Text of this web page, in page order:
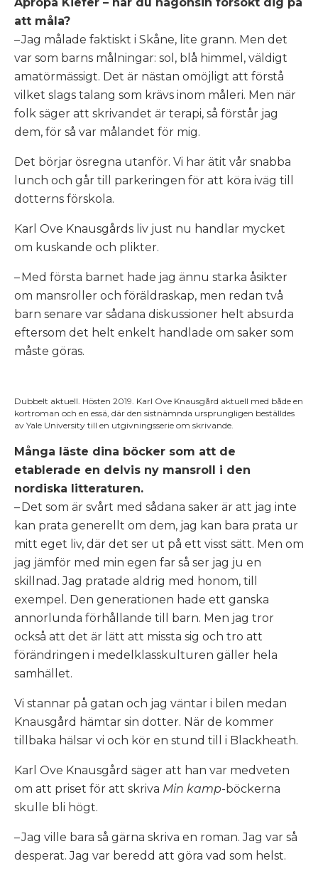
Apropå Kiefer – har du någonsin försökt dig på
att måla?
– Jag målade faktiskt i Skåne, lite grann. Men det
var som barns målningar: sol, blå himmel, väldigt
amatörmässigt. Det är nästan omöjligt att förstå
vilket slags talang som krävs inom måleri. Men när
folk säger att skrivandet är terapi, så förstår jag
dem, för så var målandet för mig.
Det börjar ösregna utanför. Vi har ätit vår snabba
lunch och går till parkeringen för att köra iväg till
dotterns förskola.
Karl Ove Knausgårds liv just nu handlar mycket
om kuskande och plikter.
– Med första barnet hade jag ännu starka åsikter
om mansroller och föräldraskap, men redan två
barn senare var sådana diskussioner helt absurda
eftersom det helt enkelt handlade om saker som
måste göras.
Dubbelt aktuell. Hösten 2019. Karl Ove Knausgård aktuell med både en
kortroman och en essä, där den sistnämnda ursprungligen beställdes
av Yale University till en utgivningsserie om skrivande.
Många läste dina böcker som att de
etablerade en delvis ny mansroll i den
nordiska litteraturen.
– Det som är svårt med sådana saker är att jag inte
kan prata generellt om dem, jag kan bara prata ur
mitt eget liv, där det ser ut på ett visst sätt. Men om
jag jämför med min egen far så ser jag ju en
skillnad. Jag pratade aldrig med honom, till
exempel. Den generationen hade ett ganska
annorlunda förhållande till barn. Men jag tror
också att det är lätt att missta sig och tro att
förändringen i medelklasskulturen gäller hela
samhället.
Vi stannar på gatan och jag väntar i bilen medan
Knausgård hämtar sin dotter. När de kommer
tillbaka hälsar vi och kör en stund till i Blackheath.
Karl Ove Knausgård säger att han var medveten
om att priset för att skriva Min kamp-böckerna
skulle bli högt.
– Jag ville bara så gärna skriva en roman. Jag var så
desperat. Jag var beredd att göra vad som helst.